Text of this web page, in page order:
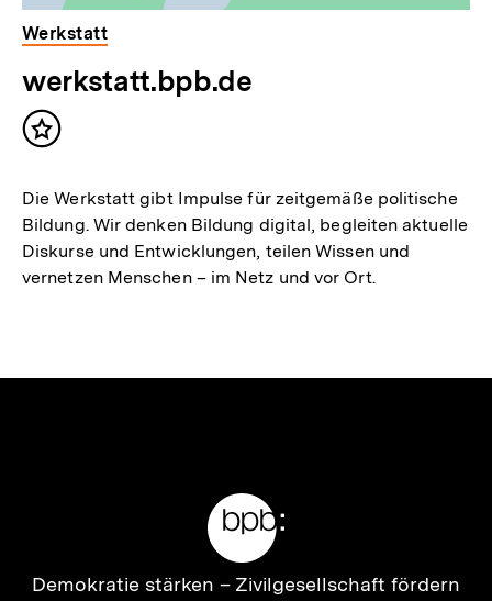
Werkstatt
werkstatt.bpb.de
Inhalt
Die Werkstatt gibt Impulse für zeitgemäße politische
Bildung. Wir denken Bildung digital, begleiten aktuelle
Diskurse und Entwicklungen, teilen Wissen und
vernetzen Menschen – im Netz und vor Ort.
Zur
Demokratie stärken – Zivilgesellschaft fördern